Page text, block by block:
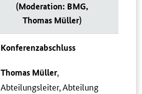
(Moderation: BMG,
Thomas Müller)
Konferenzabschluss
Thomas Müller,
Abteilungsleiter, Abteilung